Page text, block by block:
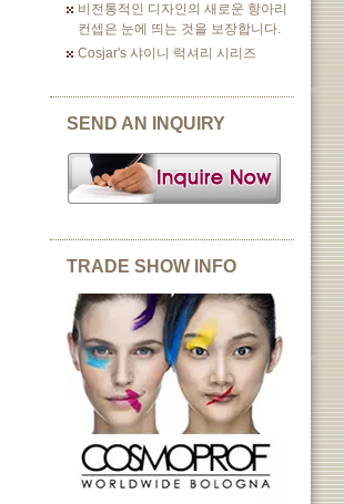
비전통적인 디자인의 새로운 항아리
컨셉은 눈에 띄는 것을 보장합니다.
Cosjar's 샤이니 럭셔리 시리즈
SEND AN INQUIRY
TRADE SHOW INFO